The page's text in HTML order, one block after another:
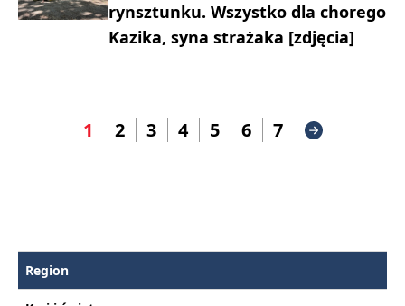
rynsztunku. Wszystko dla chorego
Kazika, syna strażaka [zdjęcia]
1 2 3 4 5 6 7
Region